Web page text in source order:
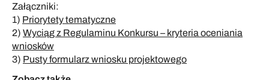
Załączniki:
1) Priorytety tematyczne
2) Wyciąg z Regulaminu Konkursu – kryteria oceniania
wniosków
3) Pusty formularz wniosku projektowego